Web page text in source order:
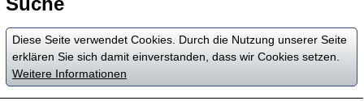
Diese Seite verwendet Cookies. Durch die Nutzung unserer Seite
erklären Sie sich damit einverstanden, dass wir Cookies setzen.
Weitere Informationen